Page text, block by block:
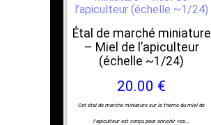
Étal de marché miniature
– Miel de l’apiculteur
(échelle ~1/24)
20.00 €
Cet étal de marché miniature sur le thème du miel de
l’apiculteur est conçu pour enrichir vos...